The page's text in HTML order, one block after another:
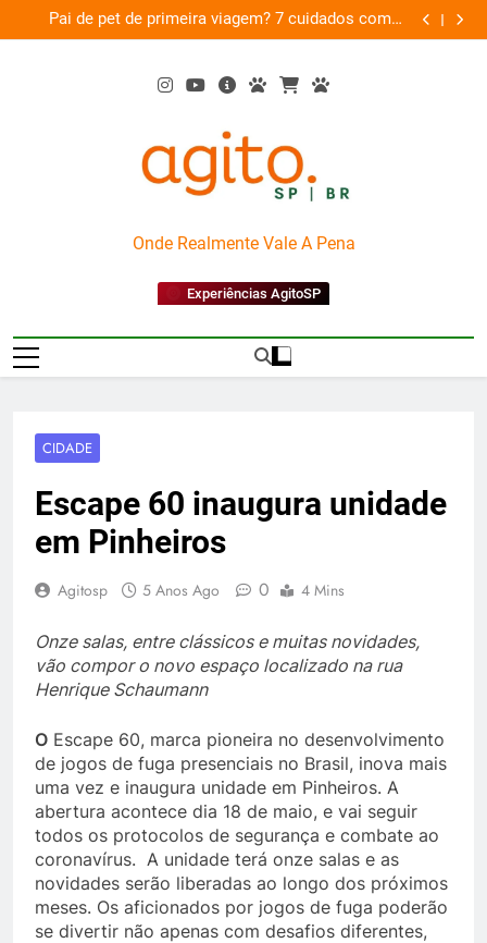
to
Pai de pet de primeira viagem? 7 cuidados com o
novo membro da família
AgitoSP
Onde Realmente Vale A Pena
Experiências AgitoSP
CIDADE
Escape 60 inaugura unidade
em Pinheiros
Agitosp 5 Anos Ago 0 4 Mins
Onze salas, entre clássicos e muitas novidades,
vão compor o novo espaço localizado na rua
Henrique Schaumann
O Escape 60, marca pioneira no desenvolvimento
de jogos de fuga presenciais no Brasil, inova mais
uma vez e inaugura unidade em Pinheiros. A
abertura acontece dia 18 de maio, e vai seguir
todos os protocolos de segurança e combate ao
coronavírus. A unidade terá onze salas e as
novidades serão liberadas ao longo dos próximos
meses. Os aficionados por jogos de fuga poderão
se divertir não apenas com desafios diferentes,